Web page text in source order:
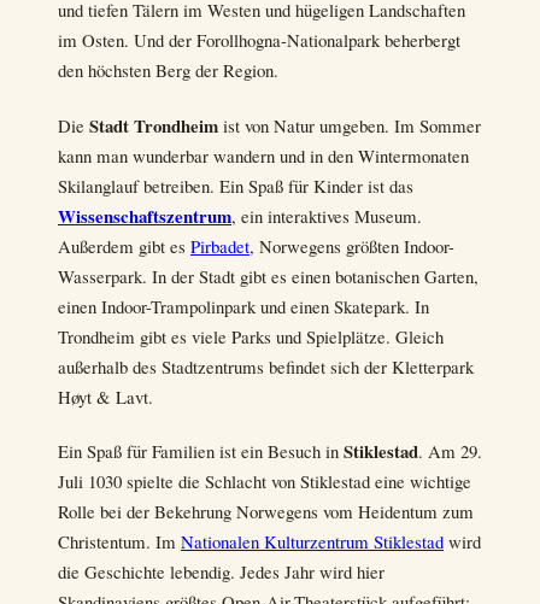
und tiefen Tälern im Westen und hügeligen Landschaften
im Osten. Und der Forollhogna-Nationalpark beherbergt
den höchsten Berg der Region.
Die Stadt Trondheim ist von Natur umgeben. Im Sommer
kann man wunderbar wandern und in den Wintermonaten
Skilanglauf betreiben. Ein Spaß für Kinder ist das
Wissenschaftszentrum, ein interaktives Museum.
Außerdem gibt es Pirbadet, Norwegens größten Indoor-
Wasserpark. In der Stadt gibt es einen botanischen Garten,
einen Indoor-Trampolinpark und einen Skatepark. In
Trondheim gibt es viele Parks und Spielplätze. Gleich
außerhalb des Stadtzentrums befindet sich der Kletterpark
Høyt & Lavt.
Ein Spaß für Familien ist ein Besuch in Stiklestad. Am 29.
Juli 1030 spielte die Schlacht von Stiklestad eine wichtige
Rolle bei der Bekehrung Norwegens vom Heidentum zum
Christentum. Im Nationalen Kulturzentrum Stiklestad wird
die Geschichte lebendig. Jedes Jahr wird hier